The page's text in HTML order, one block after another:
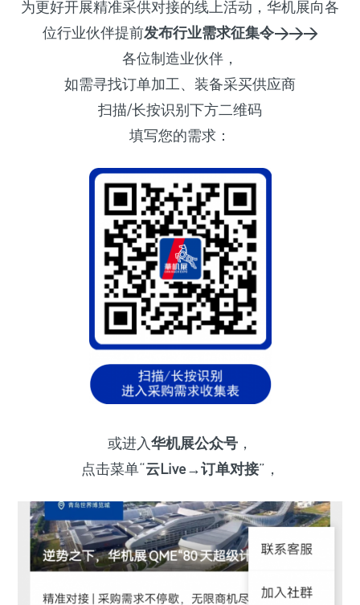
为更好开展精准采供对接的线上活动，华机展向各
位行业伙伴提前发布行业需求征集令>>>
各位制造业伙伴，
如需寻找订单加工、装备采买供应商
扫描/长按识别下方二维码
填写您的需求：
或进入华机展公众号 ，
点击菜单“云Live→订单对接”，